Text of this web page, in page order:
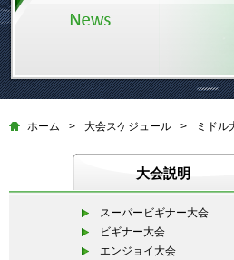
ホーム > 大会スケジュール > ミドル
大会説明
スーパービギナー大会
ビギナー大会
エンジョイ大会